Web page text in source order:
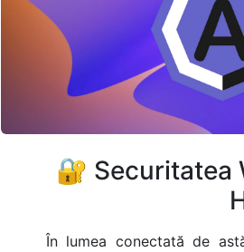
🔐 Securitatea
În lumea conectată de